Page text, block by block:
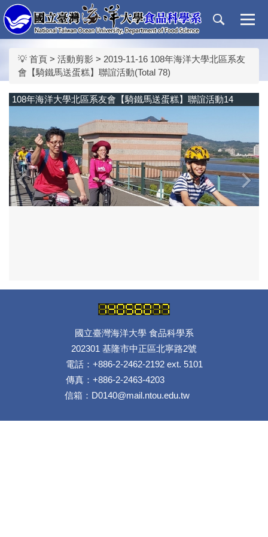
跳
到
主
要
💡 首頁 > 活動剪影 > 2019-11-16 108年海洋大學北區系友
會【騎鐵馬送蛋糕】聯誼活動(Total 78)
‹ ›
108年海洋大學北區系友會【騎鐵馬送蛋糕】聯誼活動14
國立臺灣海洋大學 食品科學系
202301 基隆市中正區北寧路2號
電話：+886-2-2462-2192 ext. 5101
傳真：+886-2-2463-4203
信箱：D0140@mail.ntou.edu.tw